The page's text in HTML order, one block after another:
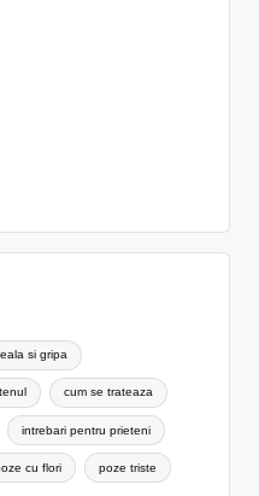
si gripa
cum se trateaza
intrebari pentru prieteni
cu flori poze triste